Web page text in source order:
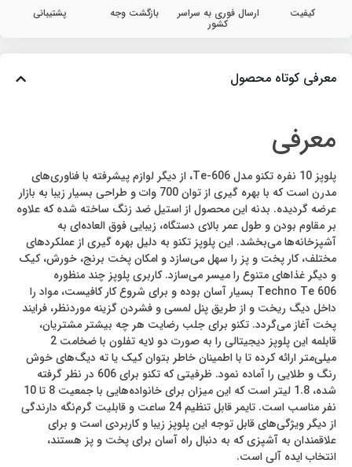
کیفیت ارسال فوری به سراسر
کشور
بازگشت وجه پشتیبانی
معرفی کوتاه محصول
معرفی
پلوپز 10 نفره تکنو مدل Te-606، از دیگر لوازم پیشرفته با فناوری‌های
مدرن است که با بهره گیری از توان 700 وات و طراحی بسیار زیبا به بازار
عرضه گردیده. بدنه این محصول از استیل ضد زنگ ساخته شده که علاوه
بر مقاوم بودن و طول عمر بالای دستگاه، زیبایی فوق العاده‌ای به
آشپزخانه‌ها می‌بخشد. این پلوپز تکنو به دلیل بهره گیری از عملکردهای
مختلف، کار پخت و پز را سهل می‌سازد و امکان پخت برنج، خورش، کیک
و دیگر غذاهای متنوع را میسر می‌سازد. کاربری پلوپز چند منظوره
Techno Te 606 بسیار آسان بوده و برای شروع کار کافیست، مواد را
داخل دیگ ریخت و از طریق پنل لمسی و فشردن گزینه موردنظر، فرایند
پخت آغاز می‌گردد. تکنو برای جلب رضایت هر چه بیشتر مشتریان،
قابلمه این پلوپز دیجیتالی را به صورت دو لایه تفلون با ضخامت 2
میلی‌متر ارائه کرده تا با اطمینان خاطر بتوان کیک یا ته دیگ‌های خوش
رنگ و طلایی را آماده نمود. ظرفیتی که تکنو برای 606 در نظر گرفته
شده، 1.8 لیتر است که این میزان برای خانواده‌هایی با جمعیت 8 تا 10
نفر مناسب است. تایمر قابل تنظیم 24 ساعت و قابلیت گرم‌نگه‌ دارندگی
از دیگر ویژگی‌های قابل توجه این پلوپز زیبا و کاربردی است و برای
علاقمندان به آشپزی که به دنبال راه آسان برای پخت و پز هستند،
انتخاب ایده آلی است.